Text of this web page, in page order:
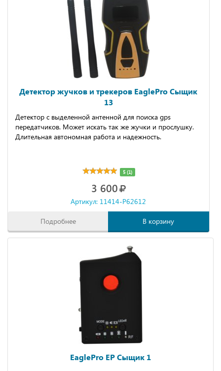
Детектор жучков и трекеров EaglePro Сыщик
13
Детектор с выделенной антенной для поиска gps
передатчиков. Может искать так же жучки и прослушку.
Длительная автономная работа и надежность.
5 (1)
3 600
Артикул: 11414-P62612
Подробнее В корзину
EaglePro EP Сыщик 1